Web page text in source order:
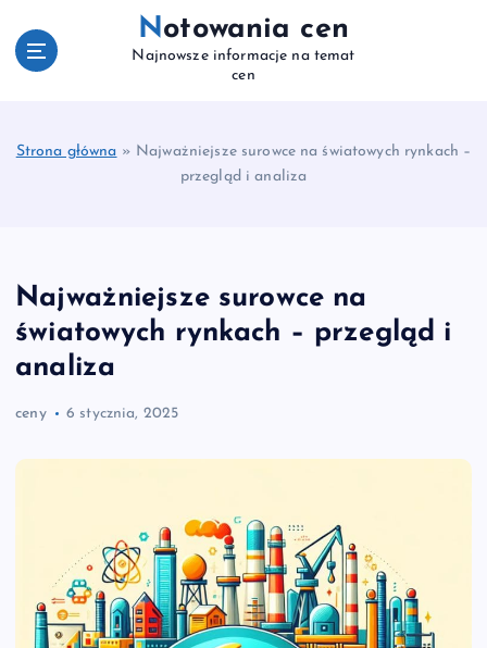
Notowania cen
Najnowsze informacje na temat
cen
Strona główna » Najważniejsze surowce na światowych rynkach –
przegląd i analiza
Najważniejsze surowce na
światowych rynkach – przegląd i
analiza
ceny 6 stycznia, 2025